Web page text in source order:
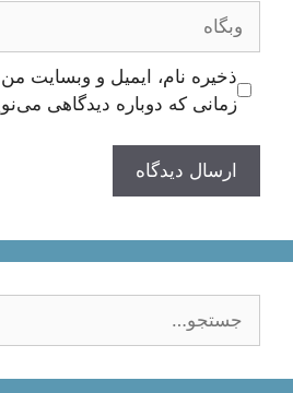
وبگاه
ذخیره نام، ایمیل و وبسایت
زمانی که دوباره دیدگاهی